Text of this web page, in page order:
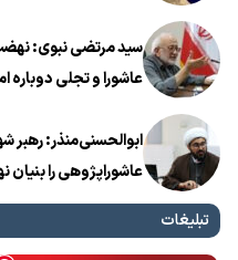
سید مرتضی نبوی:
عاشورا و تجلی
ابوالحسنی‌منذر: رهبر
عاشوراپژوهی را بنیان
تبلیغات